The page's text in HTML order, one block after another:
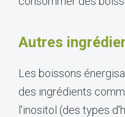
Autres
Les boissons
des ingrédients
l'inositol (des types